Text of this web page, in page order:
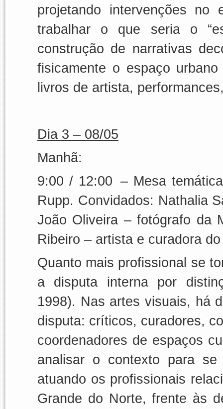
projetando intervenções
trabalhar o que seria o
construção de narrativas
fisicamente o espaço
livros de artista,
Dia 3 – 08/05
Manhã:
9:00 / 12:00 – Mesa
Rupp. Convidados: Nathalia
João Oliveira – fotógrafo da
Ribeiro – artista e curadora
Quanto mais profissional se
a disputa interna por
1998). Nas artes visuais, há
disputa: críticos, curadores,
coordenadores de espaços
analisar o contexto para
atuando os profissionais
Grande do Norte, frente às